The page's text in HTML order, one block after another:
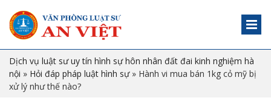
Dịch vụ luật sư uy tín hình sự hôn nhân đất đai kinh nghiệm hà
nội » Hỏi đáp pháp luật hình sự» Hành vi mua bán 1kg cỏ mỹ bị
xử lý như thế nào?